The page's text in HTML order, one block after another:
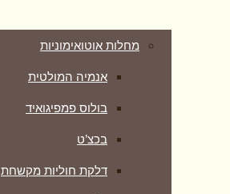
מחלות אוטואימוניות
אנמיה המולטית
בולוס פמפיגואיד
בכצ’ט
דלקת חוליות מקשחת